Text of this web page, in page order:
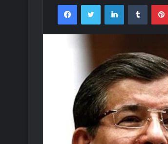
FacebookTwitter LinkedInTumblr